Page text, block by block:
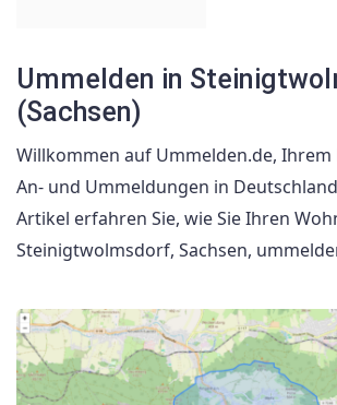
Ummelden in
(Sachsen)
Willkommen auf Ummelden.de,
An- und Ummeldungen in
Artikel erfahren Sie, wie Sie Ihren
Steinigtwolmsdorf, Sachsen,